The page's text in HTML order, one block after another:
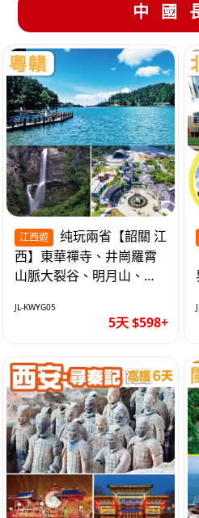
中國
江西遊
西】東華禪寺、井崗羅霄
山脈大裂谷、明月山、仙
JL-KWYG05
5天 $598+